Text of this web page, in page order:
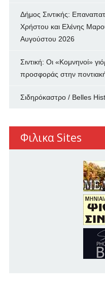
Δήμος Σιντικής:
Χρήστου και Ελένης
Αυγούστου 2026
Σιντική: Οι «Κομνηνοί»
προσφοράς στην
Σιδηρόκαστρο / Belles
Φιλικα Sites